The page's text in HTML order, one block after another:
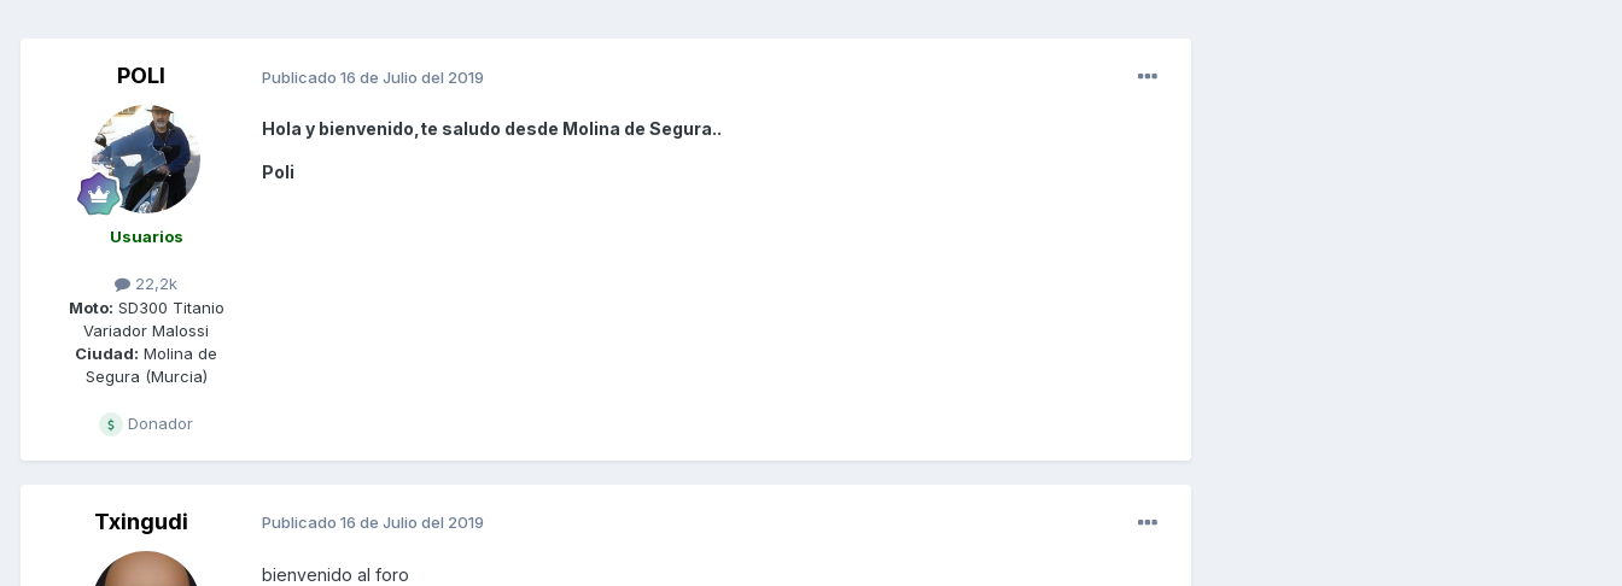
POLI
Usuarios
22,2k
Moto: SD300 Titanio
Variador Malossi
Ciudad: Molina de
Segura (Murcia)
Donador
Publicado 16 de Julio del 2019
Hola y bienvenido,te saludo desde Molina de Segura..
Poli
Txingudi Publicado 16 de Julio del 2019
bienvenido al foro